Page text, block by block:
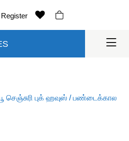
செஞ்சுரி புக் ஹவுஸ் / பண்டைக்கால